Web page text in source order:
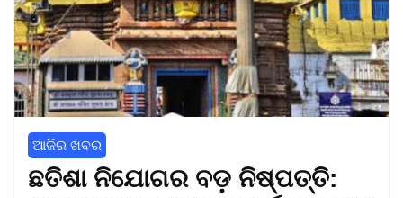
ଆଜିର ଖବର
ଛତିଶା ନିଯୋଗର ବଡ଼ ନିଷ୍ପତ୍ତି: